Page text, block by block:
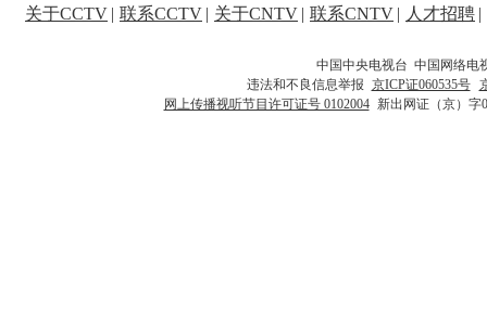
关于CCTV | 联系CCTV | 关于CNTV | 联系CNTV | 人才招聘 |
中国中央电视台 中国网络电
违法和不良信息举报 京ICP证060535号
网上传播视听节目许可证号 0102004 新出网证（京）